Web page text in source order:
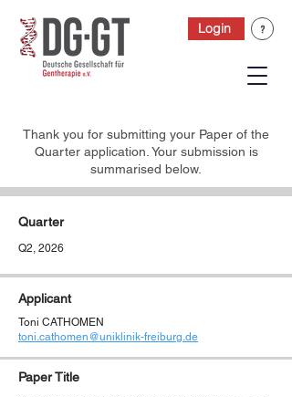
Login
Thank you for submitting your Paper of the
Quarter application. Your submission is
summarised below.
Quarter
Q2, 2026
Applicant
Toni CATHOMEN
toni.cathomen@uniklinik-freiburg.de
Paper Title